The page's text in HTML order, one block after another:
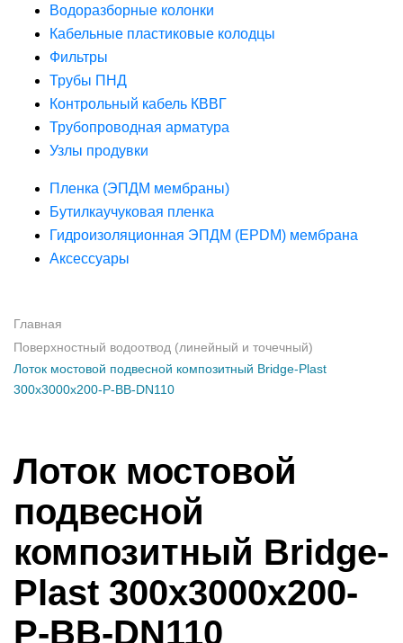
Водоразборные колонки
Кабельные пластиковые колодцы
Фильтры
Трубы ПНД
Контрольный кабель КВВГ
Трубопроводная арматура
Узлы продувки
Пленка (ЭПДМ мембраны)
Бутилкаучуковая пленка
Гидроизоляционная ЭПДМ (EPDM) мембрана
Аксессуары
Главная
Поверхностный водоотвод (линейный и точечный)
Лоток мостовой подвесной композитный Bridge-Plast
300х3000х200-Р-ВВ-DN110
Лоток мостовой
подвесной
композитный Bridge-
Plast 300х3000х200-
Р-ВВ-DN110